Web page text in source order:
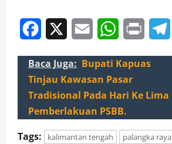
Facebook Email WhatsApp
Print
Baca Juga: Bupati Kapuas
Tinjau Kawasan Pasar
Tradisional Pada Hari Ke Lima
Pemberlakuan PSBB.
Tags:
kalimantan tengah palangka raya